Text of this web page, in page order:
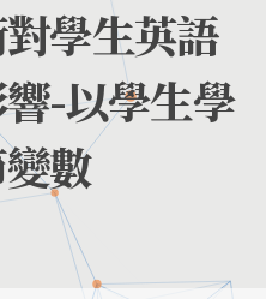
學生英語
-以學生學
數